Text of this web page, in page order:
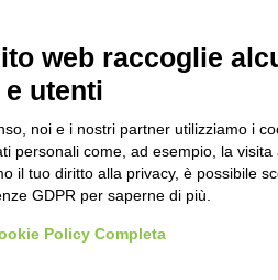
web raccoglie
utenti
noi e i nostri partner utilizziamo i
personali come, ad esempio, la
il tuo diritto alla privacy, è possibile
GDPR per saperne di più.
Policy Completa